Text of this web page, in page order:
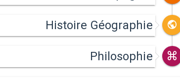
Histoire Géographie
Philosophie